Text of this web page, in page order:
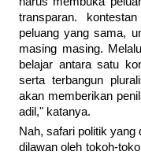
transparan.
peluang yang sama,
masing masing.
belajar antara satu
serta terbangun
akan memberikan
adil," katanya.
Nah, safari politik
dilawan oleh tokoh-